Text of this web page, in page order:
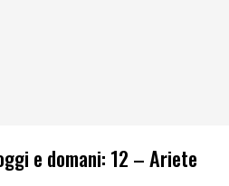
e domani: 12 – Ariete